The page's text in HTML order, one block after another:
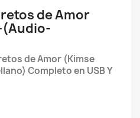
de Amor
de Amor (Kimse
Completo en USB Y